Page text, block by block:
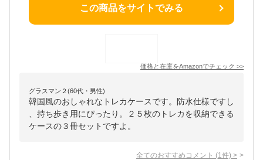
この商品をサイトでみる
価格と在庫をAmazonでチェック >>
グラスマン２(60代・男性)
韓国風のおしゃれなトレカケースです。防水仕様ですし
、持ち歩き用にぴったり。２５枚のトレカを収納できる
ケースの３冊セットですよ。
全てのおすすめコメント (1 件) >